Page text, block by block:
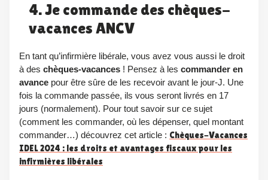
4. Je commande des chèques-
vacances ANCV
En tant qu’infirmière libérale, vous avez vous aussi le droit
à des chèques-vacances ! Pensez à les commander en
avance pour être sûre de les recevoir avant le jour-J. Une
fois la commande passée, ils vous seront livrés en 17
jours (normalement). Pour tout savoir sur ce sujet
(comment les commander, où les dépenser, quel montant
commander…) découvrez cet article : Chèques-Vacances
IDEL 2024 : les droits et avantages fiscaux pour les
infirmières libérales